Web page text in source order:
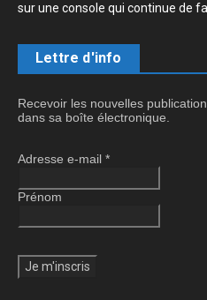
sur une console qui continue de
Lettre d'info
Recevoir les nouvelles
dans sa boîte électronique.
Adresse e-mail *
Prénom